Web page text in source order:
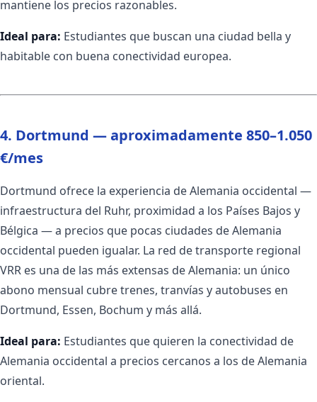
mantiene los precios razonables.
Ideal para: Estudiantes que buscan una ciudad bella y
habitable con buena conectividad europea.
4. Dortmund — aproximadamente 850–1.050
€/mes
Dortmund ofrece la experiencia de Alemania occidental —
infraestructura del Ruhr, proximidad a los Países Bajos y
Bélgica — a precios que pocas ciudades de Alemania
occidental pueden igualar. La red de transporte regional
VRR es una de las más extensas de Alemania: un único
abono mensual cubre trenes, tranvías y autobuses en
Dortmund, Essen, Bochum y más allá.
Ideal para: Estudiantes que quieren la conectividad de
Alemania occidental a precios cercanos a los de Alemania
oriental.